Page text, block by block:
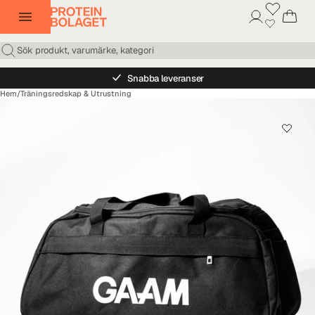
Snabba leveranser
Hem/Träningsredskap & Utrustning